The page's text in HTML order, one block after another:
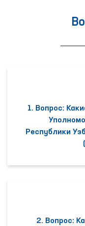
1. Вопрос:
Республики
2. Вопрос: